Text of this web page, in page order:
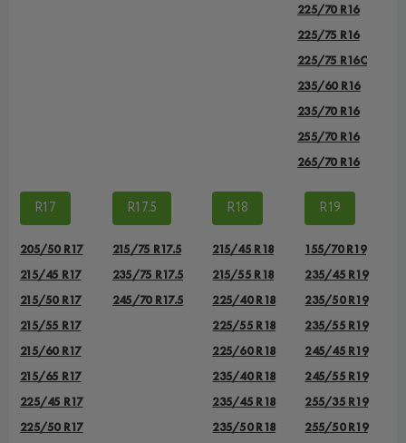
225/70 R16
225/75 R16
225/75 R16С
235/60 R16
235/70 R16
255/70 R16
265/70 R16
R17
205/50 R17
215/45 R17
215/50 R17
215/55 R17
215/60 R17
215/65 R17
225/45 R17
225/50 R17
R17.5
215/75 R17.5
235/75 R17.5
245/70 R17.5
R18
215/45 R18
215/55 R18
225/40 R18
225/55 R18
225/60 R18
235/40 R18
235/45 R18
235/50 R18
R19
155/70 R19
235/45 R19
235/50 R19
235/55 R19
245/45 R19
245/55 R19
255/35 R19
255/50 R19